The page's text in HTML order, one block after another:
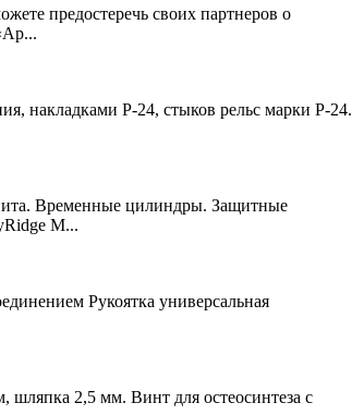
предостеречь своих партнеров о
накладками Р-24, стыков рельс марки Р-24.
Временные цилиндры. Защитные
M...
Рукоятка универсальная
2,5 мм. Винт для остеосинтеза с